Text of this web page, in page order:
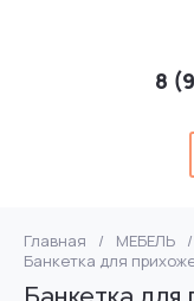
8
Главная / МЕБЕЛЬ
/
Банкетка для